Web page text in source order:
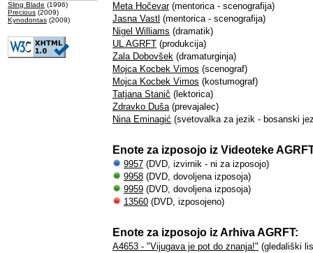
Sling Blade (1996)
Precious (2009)
Kynodontas (2009)
Meta Hočevar(mentorica - scenografija)
Jasna Vastl (mentorica - scenografija)
Nigel Williams (dramatik)
UL AGRFT (produkcija)
Zala Dobovšek (dramaturginja)
Mojca Kocbek Vimos (scenograf)
Mojca Kocbek Vimos (kostumograf)
Tatjana Stanič (lektorica)
Zdravko Duša(prevajalec)
Nina Eminagić (svetovalka za jezik - bosanski
Enote za izposojo iz Videoteke
9957 (DVD, izvirnik - ni za izposojo)
9958 (DVD, dovoljena izposoja)
9959 (DVD, dovoljena izposoja)
13560 (DVD, izposojeno)
Enote za izposojo iz Arhiva AGRFT:
A4653 - "Vijugava je pot do znanja!" (gledališki